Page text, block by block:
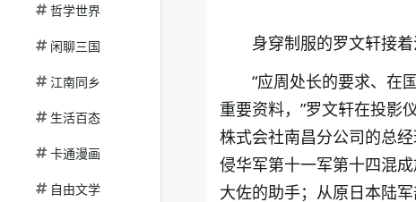
哲学世界
闲聊三国
江南同乡
生活百态
卡通漫画
自由文学
身穿制服的罗文轩接
“应周处长的要求、在
重要资料，”罗文轩在投影
株式会社南昌分公司的总
侵华军第十一军第十四混
大佐的助手；从原日本陆